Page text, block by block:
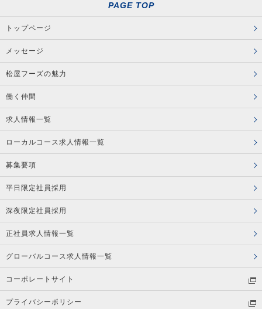
PAGE TOP
トップページ
メッセージ
松屋フーズの魅力
働く仲間
求人情報一覧
ローカルコース求人情報一覧
募集要項
平日限定社員採用
深夜限定社員採用
正社員求人情報一覧
グローバルコース求人情報一覧
コーポレートサイト
プライバシーポリシー